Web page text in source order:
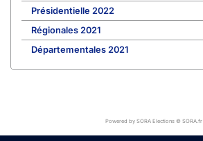
Présidentielle 2022
Régionales 2021
Départementales 2021
Powered by SORA Elections © SORA.fr